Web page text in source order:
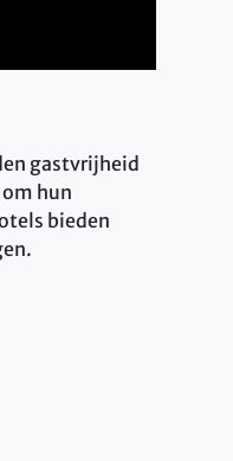
gastvrijheid
hun
bieden